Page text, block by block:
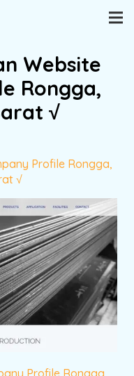
Website
Rongga,
√
Profile Rongga,
√